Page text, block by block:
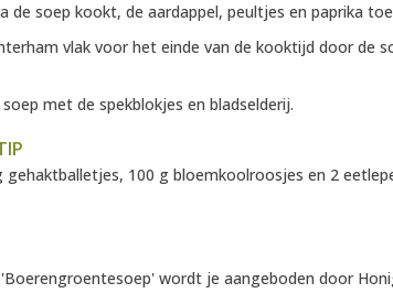
de soep kookt, de aardappel, peultjes en paprika
vlak voor het einde van de kooktijd door de
met de spekblokjes en bladselderij.
gehaktballetjes, 100 g bloemkoolroosjes en 2
wordt je aangeboden door